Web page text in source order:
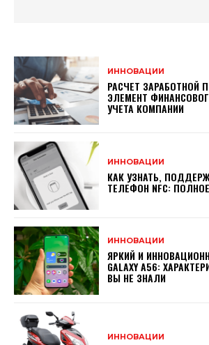
ИННОВАЦИИ
РАСЧЕТ ЗАРАБОТНОЙ
ЭЛЕМЕНТ
УЧЕТА КОМПАНИИ
ИННОВАЦИИ
КАК УЗНАТЬ,
ТЕЛЕФОН NFC:
ИННОВАЦИИ
ЯРКИЙ И
GALAXY A56:
ВЫ НЕ ЗНАЛИ
ИННОВАЦИИ